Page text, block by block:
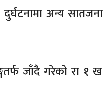
अन्य
जाँदै गरेको रा १